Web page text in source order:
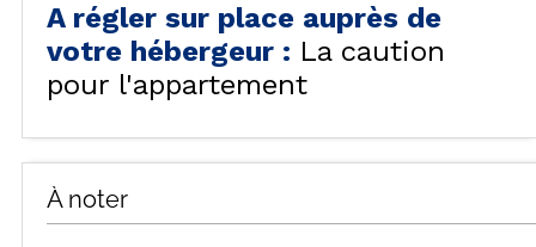
A régler sur place auprès de
votre hébergeur : La caution
pour l'appartement
À noter